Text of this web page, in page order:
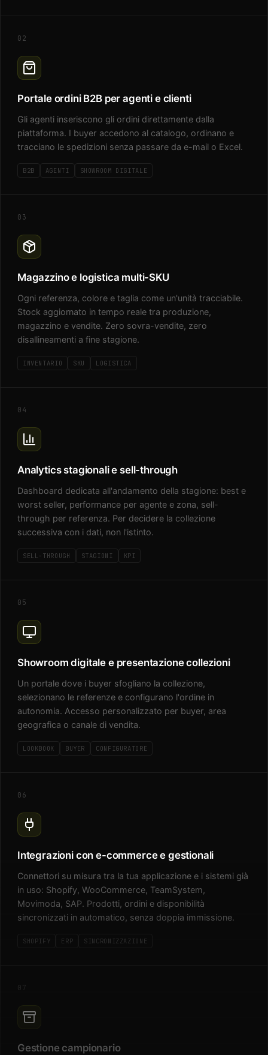
02
Portale ordini B2B per agenti e clienti
Gli agenti inseriscono gli ordini direttamente dalla
piattaforma. I buyer accedono al catalogo, ordinano e
tracciano le spedizioni senza passare da e-mail o Excel.
B2B AGENTI SHOWROOM DIGITALE
03
Magazzino e logistica multi-SKU
Ogni referenza, colore e taglia come un'unità tracciabile.
Stock aggiornato in tempo reale tra produzione,
magazzino e vendite. Zero sovra-vendite, zero
disallineamenti a fine stagione.
INVENTARIO SKU LOGISTICA
04
Analytics stagionali e sell-through
Dashboard dedicata all'andamento della stagione: best e
worst seller, performance per agente e zona, sell-
through per referenza. Per decidere la collezione
successiva con i dati, non l'istinto.
SELL-THROUGH STAGIONI KPI
05
Showroom digitale e presentazione collezioni
Un portale dove i buyer sfogliano la collezione,
selezionano le referenze e configurano l'ordine in
autonomia. Accesso personalizzato per buyer, area
geografica o canale di vendita.
LOOKBOOK BUYER CONFIGURATORE
06
Integrazioni con e-commerce e gestionali
Connettori su misura tra la tua applicazione e i sistemi già
in uso: Shopify, WooCommerce, TeamSystem,
Movimoda, SAP. Prodotti, ordini e disponibilità
sincronizzati in automatico, senza doppia immissione.
SHOPIFY ERP SINCRONIZZAZIONE
07
Gestione campionario